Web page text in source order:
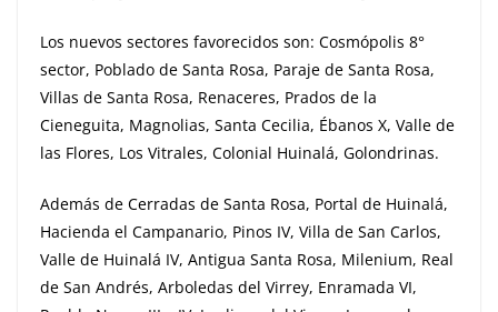
Los nuevos sectores favorecidos son: Cosmópolis 8°
sector, Poblado de Santa Rosa, Paraje de Santa Rosa,
Villas de Santa Rosa, Renaceres, Prados de la
Cieneguita, Magnolias, Santa Cecilia, Ébanos X, Valle de
las Flores, Los Vitrales, Colonial Huinalá, Golondrinas.
Además de Cerradas de Santa Rosa, Portal de Huinalá,
Hacienda el Campanario, Pinos IV, Villa de San Carlos,
Valle de Huinalá IV, Antigua Santa Rosa, Milenium, Real
de San Andrés, Arboledas del Virrey, Enramada VI,